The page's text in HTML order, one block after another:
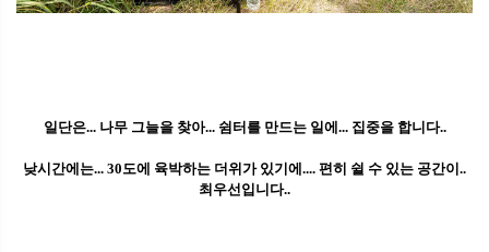
일단은... 나무 그늘을 찾아... 쉼터를 만드는 일에... 집중을 합니다..
낮시간에는... 30도에 육박하는 더위가 있기에.... 편히 쉴 수 있는 공간이..
최우선입니다..